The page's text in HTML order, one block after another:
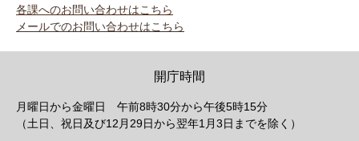
各課へのお問い合わせはこちら
メールでのお問い合わせはこちら
開庁時間
月曜日から金曜日 午前8時30分から午後5時15分
（土日、祝日及び12月29日から翌年1月3日までを除く）